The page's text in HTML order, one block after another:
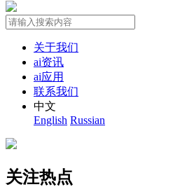
关于我们
ai资讯
ai应用
联系我们
中文
English Russian
关注热点